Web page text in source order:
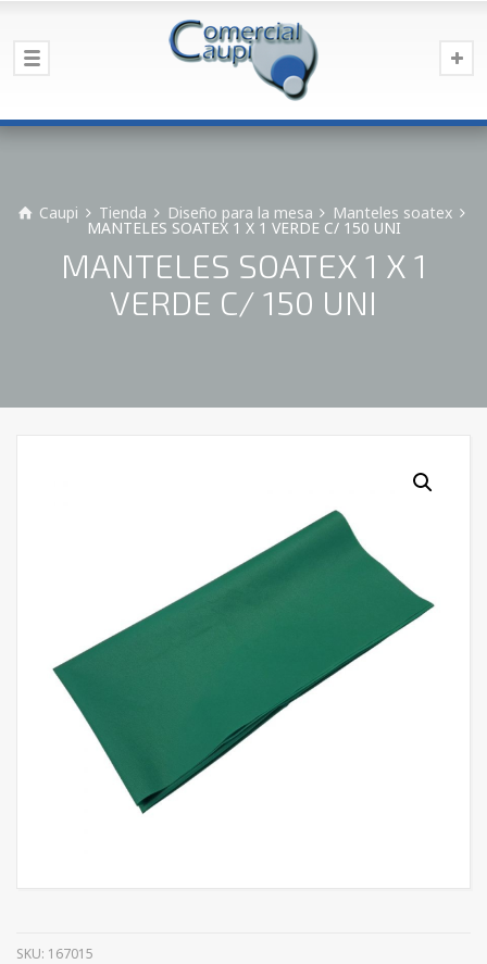
Caupi Tienda Diseño para la mesa Manteles soatex
MANTELES SOATEX 1 X 1 VERDE C/ 150 UNI
MANTELES SOATEX 1 X 1
VERDE C/ 150 UNI
SKU: 167015